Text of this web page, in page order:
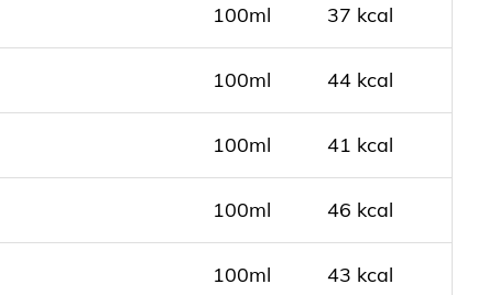
100ml 37 kcal
100ml 44 kcal
100ml 41 kcal
100ml 46 kcal
100ml 43 kcal